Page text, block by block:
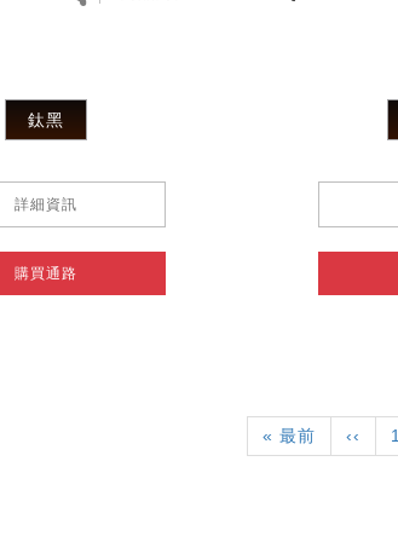
鈦黑
詳細資訊
購買通路
First
page
« 最前
page
‹‹
頁
1